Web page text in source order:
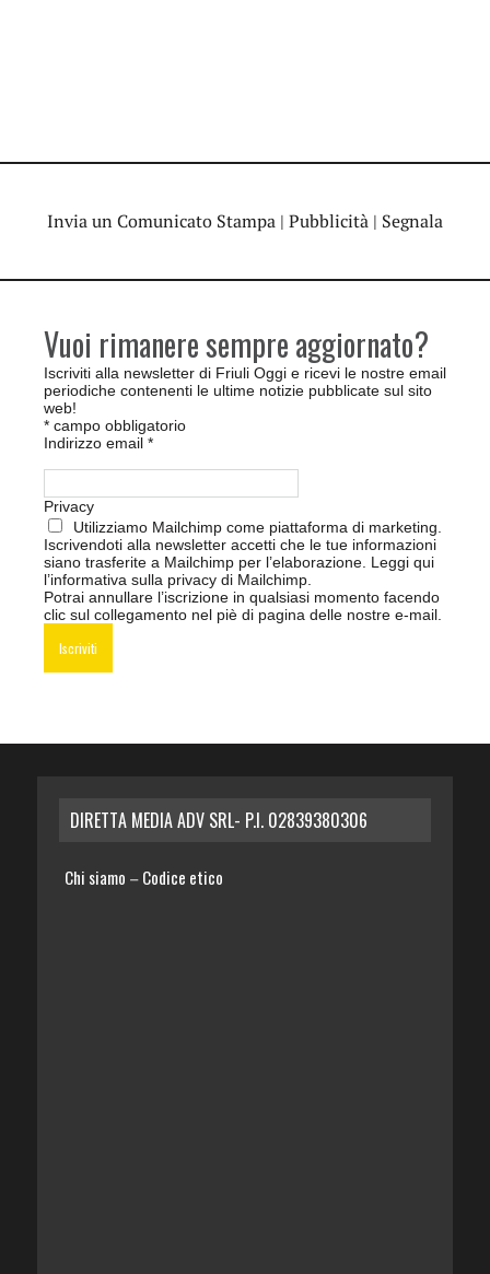
Invia un Comunicato Stampa | Pubblicità | Segnala
Vuoi rimanere sempre aggiornato?
Iscriviti alla newsletter di Friuli Oggi e ricevi le nostre email
periodiche contenenti le ultime notizie pubblicate sul sito
web!
* campo obbligatorio
Indirizzo email *
Privacy
Utilizziamo Mailchimp come piattaforma di marketing.
Iscrivendoti alla newsletter accetti che le tue informazioni
siano trasferite a Mailchimp per l’elaborazione. Leggi qui
l’informativa sulla privacy di Mailchimp
Potrai annullare l’iscrizione in qualsiasi momento facendo
clic sul collegamento nel piè di pagina delle nostre e-mail.
DIRETTA MEDIA ADV SRL- P.I. 02839380306
Chi siamo – Codice etico